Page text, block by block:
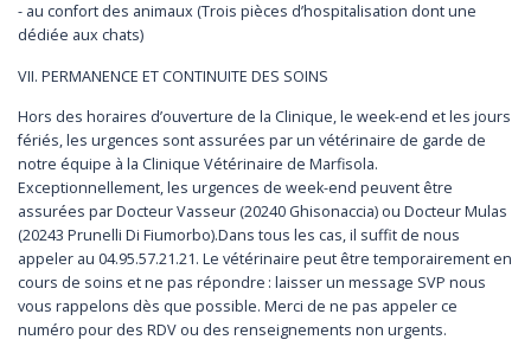
- au confort des animaux (Trois pièces d’hospitalisation dont une
dédiée aux chats)
VII. PERMANENCE ET CONTINUITE DES SOINS
Hors des horaires d’ouverture de la Clinique, le week-end et les jours
fériés, les urgences sont assurées par un vétérinaire de garde de
notre équipe à la Clinique Vétérinaire de Marfisola.
Exceptionnellement, les urgences de week-end peuvent être
assurées par Docteur Vasseur (20240 Ghisonaccia) ou Docteur Mulas
(20243 Prunelli Di Fiumorbo).Dans tous les cas, il suffit de nous
appeler au 04.95.57.21.21. Le vétérinaire peut être temporairement en
cours de soins et ne pas répondre : laisser un message SVP nous
vous rappelons dès que possible. Merci de ne pas appeler ce
numéro pour des RDV ou des renseignements non urgents.